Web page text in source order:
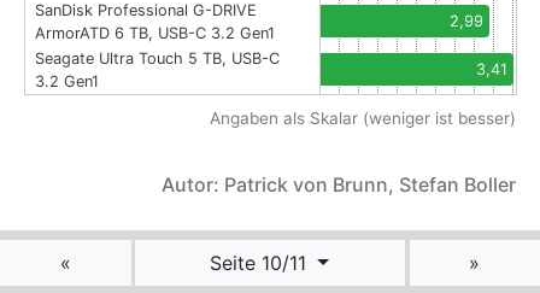
SanDisk Professional G-DRIVE
ArmorATD 6 TB, USB-C 3.2 Gen1
2,99
Seagate Ultra Touch 5 TB, USB-C
3.2 Gen1
3,41
Angaben als Skalar (weniger ist besser)
Autor: Patrick von Brunn, Stefan Boller
« Seite 10/11 »